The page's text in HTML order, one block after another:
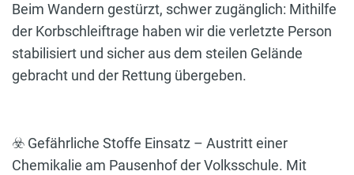
Beim Wandern gestürzt, schwer zugänglich: Mithilfe
der Korbschleiftrage haben wir die verletzte Person
stabilisiert und sicher aus dem steilen Gelände
gebracht und der Rettung übergeben.
☣️ Gefährliche Stoffe Einsatz – Austritt einer
Chemikalie am Pausenhof der Volksschule. Mit